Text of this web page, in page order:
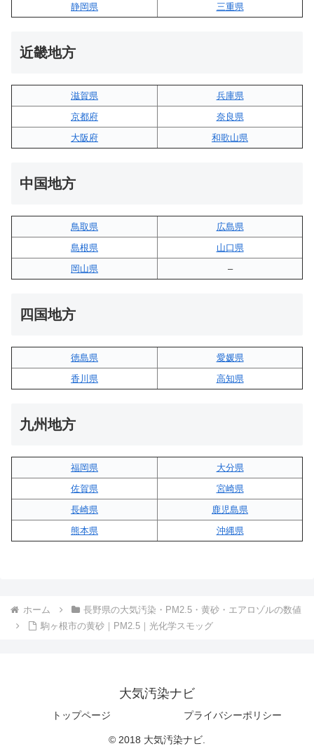
静岡県
三重県
近畿地方
滋賀県
兵庫県
京都府
奈良県
大阪府
和歌山県
中国地方
鳥取県
広島県
島根県
山口県
岡山県
–
四国地方
徳島県
愛媛県
香川県
高知県
九州地方
福岡県
大分県
佐賀県
宮崎県
長崎県
鹿児島県
熊本県
沖縄県
ホーム
長野県の大気汚染・PM2.5・黄砂・エアロゾルの数値
駒ヶ根市の黄砂｜PM2.5｜光化学スモッグ
大気汚染ナビ
トップページ プライバシーポリシー
© 2018 大気汚染ナビ.